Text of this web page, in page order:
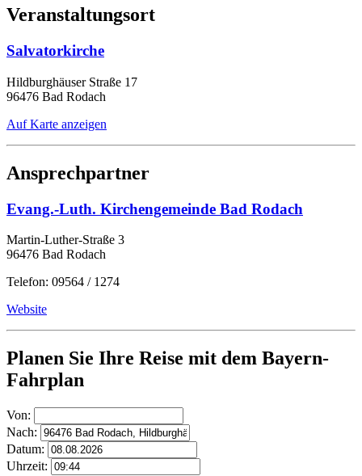
Veranstaltungsort
Salvatorkirche
Hildburghäuser Straße 17
96476 Bad Rodach
Auf Karte anzeigen
Ansprechpartner
Evang.-Luth. Kirchengemeinde Bad Rodach
Martin-Luther-Straße 3
96476 Bad Rodach
Telefon: 09564 / 1274
Website
Planen Sie Ihre Reise mit dem Bayern-
Fahrplan
Von:
Nach:
Datum:
Uhrzeit: